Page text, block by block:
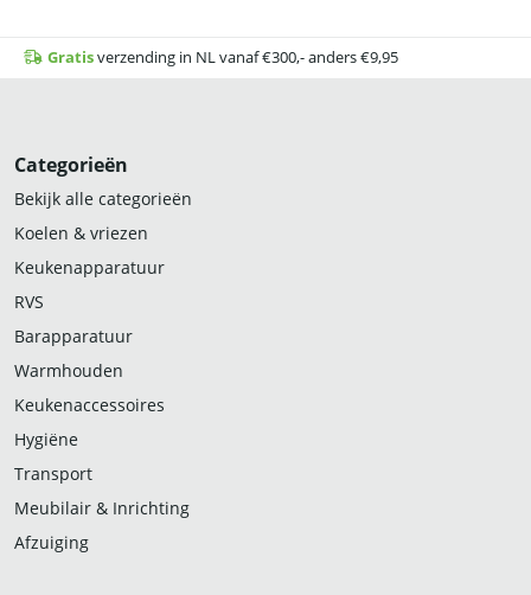
Gratisverzending in NL vanaf €300,- anders €9,95
Categorieën
Bekijk alle categorieën
Koelen & vriezen
Keukenapparatuur
RVS
Barapparatuur
Warmhouden
Keukenaccessoires
Hygiëne
Transport
Meubilair & Inrichting
Afzuiging